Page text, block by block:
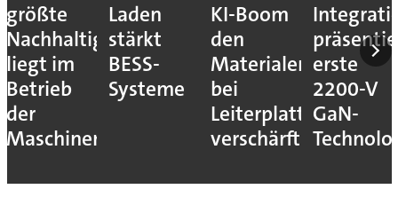
größte
Nachhaltigkeitshebel
liegt im
Betrieb
der
Maschinen
Laden
stärkt
BESS-
Systeme
KI-Boom
den
Materialengpass
bei
Leiterplatten
verschärft
erste
2200-V
GaN-